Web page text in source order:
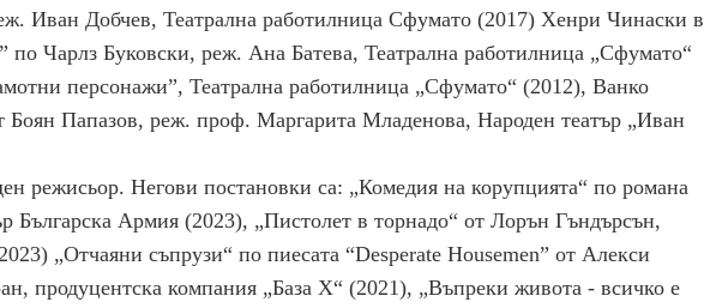
Иван Добчев, Театрална работилница Сфумато (2017) Хенри Чинаски в
по Чарлз Буковски, реж. Ана Батева, Театрална работилница „Сфумато“
персонажи”, Театрална работилница „Сфумато“ (2012), Ванко
Боян Папазов, реж. проф. Маргарита Младенова, Народен театър „Иван
режисьор. Негови постановки са: „Комедия на корупцията“ по романа
Българска Армия (2023), „Пистолет в торнадо“ от Лорън Гъндърсън,
„Отчаяни съпрузи“ по пиесата “Desperate Housemen” от Алекси
продуцентска компания „База Х“ (2021), „Въпреки живота - всичко е